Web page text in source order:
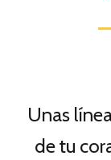
Unas
de tu